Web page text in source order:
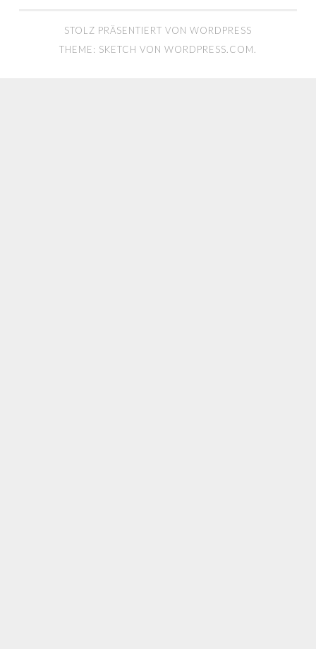
STOLZ PRÄSENTIERT VON WORDPRESS
THEME: SKETCH VON WORDPRESS.COM